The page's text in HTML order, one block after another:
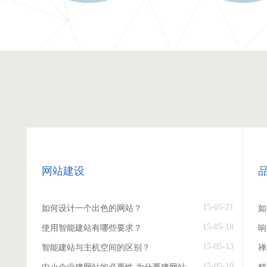
网站建设
如何设计一个出色的网站？ 15-05-21
使用智能建站有哪些要求？ 15-05-18
智能建站与主机空间的区别？ 15-05-13